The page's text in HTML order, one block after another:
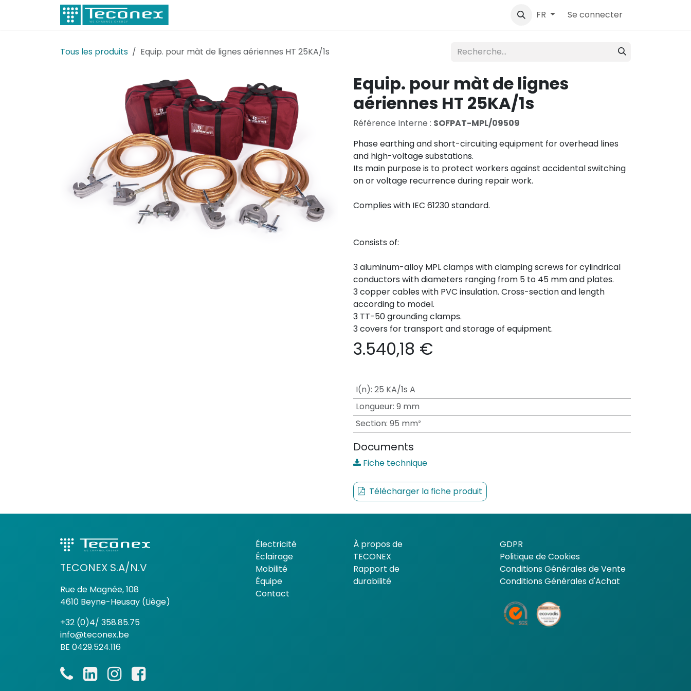
Se rendre au contenu
FR Se connecter
Tous les produits Equip. pour màt de lignes aériennes HT 25KA/1s
Equip. pour màt de lignes
aériennes HT 25KA/1s
Référence Interne : SOFPAT-MPL/09509
Phase earthing and short-circuiting equipment for overhead lines
and high-voltage substations.
Its main purpose is to protect workers against accidental switching
on or voltage recurrence during repair work.
Complies with IEC 61230 standard.
Consists of:
3 aluminum-alloy MPL clamps with clamping screws for cylindrical
conductors with diameters ranging from 5 to 45 mm and plates.
3 copper cables with PVC insulation. Cross-section and length
according to model.
3 TT-50 grounding clamps.
3 covers for transport and storage of equipment.
3.540,18 €
I(n): 25 KA/1s A
Longueur: 9 mm
Section: 95 mm²
Documents
Fiche technique
Télécharger la fiche produit
TECONEX S.A/N.V
Rue de Magnée, 108
4610 Beyne-Heusay (Liège)
+32 (0)4/ 358.85.75
info@teconex.be
BE 0429.524.116
Électricité
Éclairage
Mobilité
Équipe
Contact
À propos de
TECONEX
Rapport de
durabilité
GDPR
Politique de Cookies
Conditions Générales de Vente
Conditions Générales d'Achat